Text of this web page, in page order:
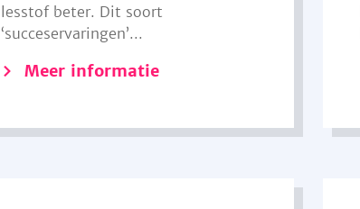
lesstof beter. Dit soort
‘succeservaringen’...
Meer informatie